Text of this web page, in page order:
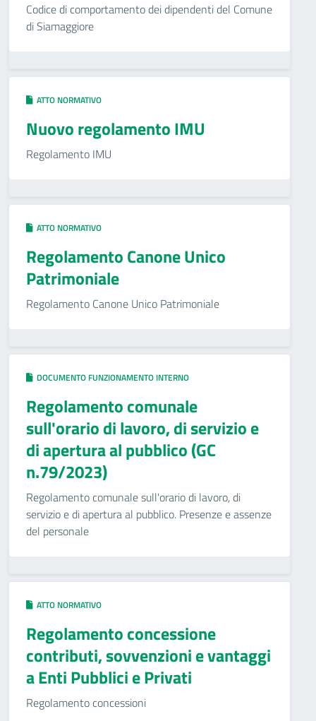
Codice di comportamento dei dipendenti del Comune
di Siamaggiore
ATTO NORMATIVO
Nuovo regolamento IMU
Regolamento IMU
ATTO NORMATIVO
Regolamento Canone Unico
Patrimoniale
Regolamento Canone Unico Patrimoniale
DOCUMENTO FUNZIONAMENTO INTERNO
Regolamento comunale
sull'orario di lavoro, di servizio e
di apertura al pubblico (GC
n.79/2023)
Regolamento comunale sull'orario di lavoro, di
servizio e di apertura al pubblico. Presenze e assenze
del personale
ATTO NORMATIVO
Regolamento concessione
contributi, sovvenzioni e vantaggi
a Enti Pubblici e Privati
Regolamento concessioni